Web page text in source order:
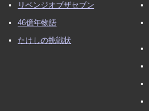
リベンジオブザセブン
46億年物語
たけしの挑戦状